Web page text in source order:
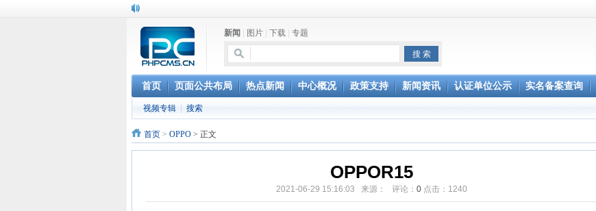
新闻 图片 下载 专题
首页 页面公共布局 热点新闻 中心概况 政策支持 新闻资讯 认证单位公示 实名备案查询
视频专辑 搜索
首页 > OPPO > 正文
OPPOR15
2021-06-29 15:16:03 来源： 评论： 0点击： 1240